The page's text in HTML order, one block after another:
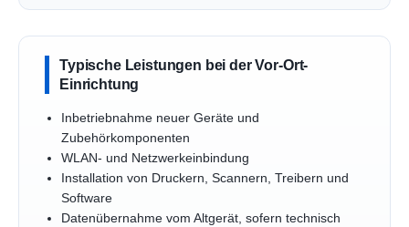
Typische Leistungen bei der Vor-Ort-
Einrichtung
Inbetriebnahme neuer Geräte und
Zubehörkomponenten
WLAN- und Netzwerkeinbindung
Installation von Druckern, Scannern, Treibern und
Software
Datenübernahme vom Altgerät, sofern technisch